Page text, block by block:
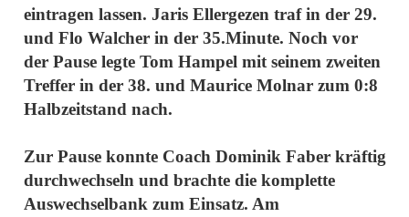
eintragen lassen. Jaris Ellergezen traf in der 29.
und Flo Walcher in der 35.Minute. Noch vor
der Pause legte Tom Hampel mit seinem zweiten
Treffer in der 38. und Maurice Molnar zum 0:8
Halbzeitstand nach.
Zur Pause konnte Coach Dominik Faber kräftig
durchwechseln und brachte die komplette
Auswechselbank zum Einsatz. Am